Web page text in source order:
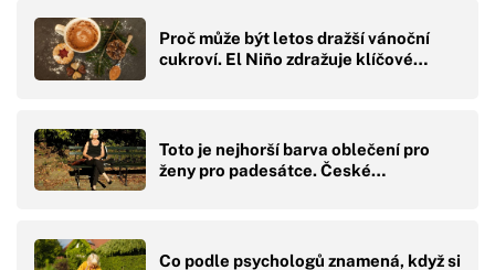
Proč může být letos dražší vánoční
cukroví. El Niño zdražuje klíčové…
Toto je nejhorší barva oblečení pro
ženy pro padesátce. České…
Co podle psychologů znamená, když si